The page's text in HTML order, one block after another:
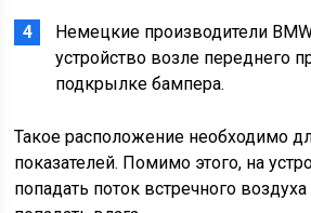
Немецкие производители
устройство возле переднего
подкрылке бампера.
Такое расположение необходимо
показателей. Помимо этого, на
попадать поток встречного